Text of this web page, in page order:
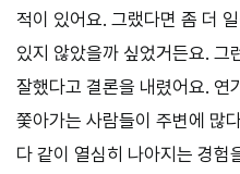
적이 있어요. 그랬다면 좀 더
있지 않았을까 싶었거든요. 그
잘했다고 결론을 내렸어요. 연
쫓아가는 사람들이 주변에 많
다 같이 열심히 나아지는 경험